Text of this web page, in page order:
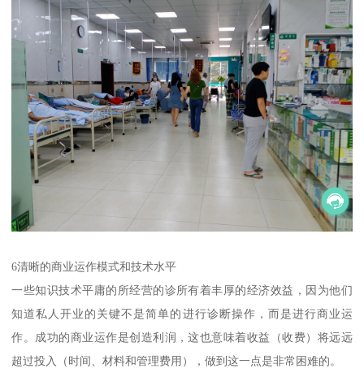
6清晰的商业运作模式和技术水平
一些知识技术平庸的所经营的诊所有着丰厚的经济效益，因为他们
知道私人开业的关键不是简单的进行诊断操作，而是进行商业运
作。成功的商业运作是创造利润，这也意味着收益（收费）将远远
超过投入（时间、材料和管理费用），做到这一点是非常困难的。